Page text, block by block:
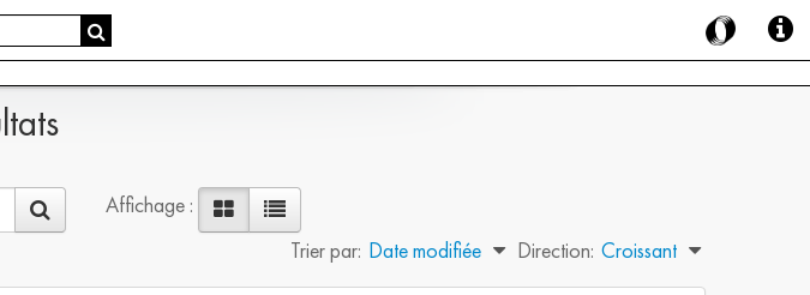
Affichage :
Trier par: Date modifiée Direction: Croissant